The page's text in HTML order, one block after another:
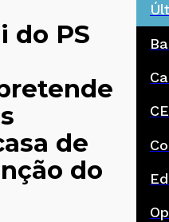
do PS
de
do